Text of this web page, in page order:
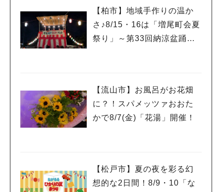
【柏市】地域手作りの温か
さ♪8/15・16は「増尾町会夏
祭り」～第33回納涼盆踊り
【流山市】お風呂がお花畑
に？！スパメッツァおおた
かで8/7(金)「花湯」開催！
【松戸市】夏の夜を彩る幻
想的な2日間！8/9・10「な